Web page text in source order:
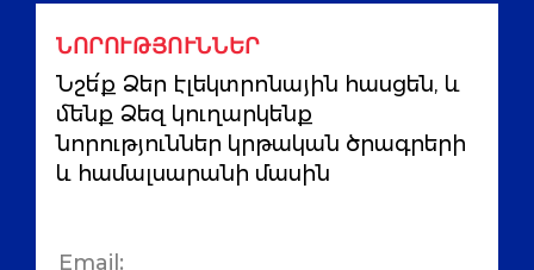
ՆՈՐՈՒԹՅՈՒՆՆԵՐ
Նշե՛ք Ձեր էլեկտրոնային հասցեն, և
մենք Ձեզ կուղարկենք
նորություններ կրթական ծրագրերի
և համալսարանի մասին